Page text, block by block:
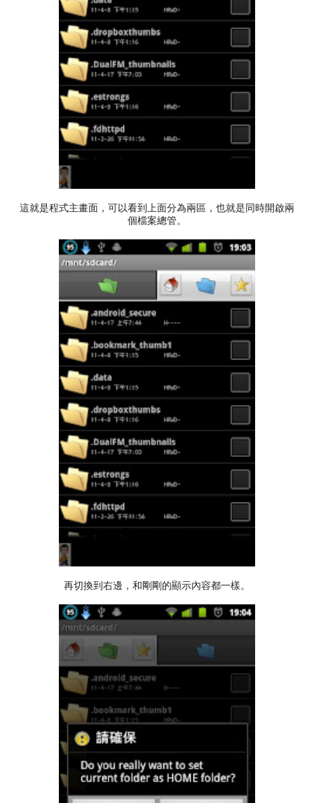
這就是程式主畫面，可以看到上面分為兩區，也就是同時開啟兩
個檔案總管。
再切換到右邊，和剛剛的顯示內容都一樣。